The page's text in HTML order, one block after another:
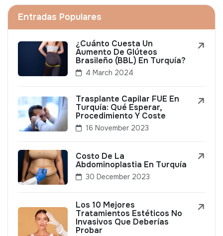
Entradas Populares
¿Cuánto Cuesta Un
Aumento De Glúteos
Brasileño (BBL) En Turquía?
4 March 2024
Trasplante Capilar FUE En
Turquía: Qué Esperar,
Procedimiento Y Coste
16 November 2023
Costo De La
Abdominoplastia En Turquía
30 December 2023
Los 10 Mejores
Tratamientos Estéticos No
Invasivos Que Deberías
Probar